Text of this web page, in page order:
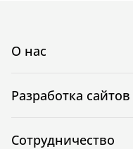
О нас
Разработка сайтов
Сотрудничество